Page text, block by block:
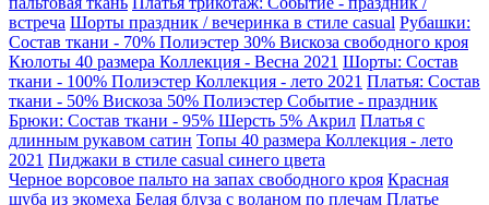
встреча Шорты праздник / вечеринка в стиле casual Рубашки:
Состав ткани - 70% Полиэстер 30% Вискоза свободного кроя
Кюлоты 40 размера Коллекция - Весна 2021 Шорты: Состав
ткани - 100% Полиэстер Коллекция - лето 2021 Платья: Состав
ткани - 50% Вискоза 50% Полиэстер Событие - праздник
Брюки: Состав ткани - 95% Шерсть 5% Акрил Платья с
длинным рукавом сатин Топы 40 размера Коллекция - лето
2021 Пиджаки в стиле casual синего цвета
Черное ворсовое пальто на запах свободного кроя Красная
шуба из экомеха Белая блуза с воланом по плечам Платье